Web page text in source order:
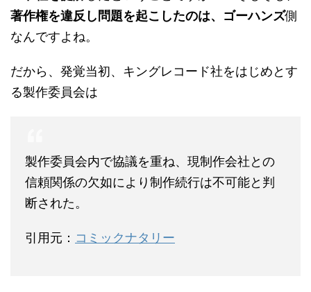
著作権を違反し問題を起こしたのは、ゴーハンズ側
なんですよね。
だから、発覚当初、キングレコード社をはじめとす
る製作委員会は
製作委員会内で協議を重ね、現制作会社との
信頼関係の欠如により制作続行は不可能と判
断された。
引用元： コミックナタリー